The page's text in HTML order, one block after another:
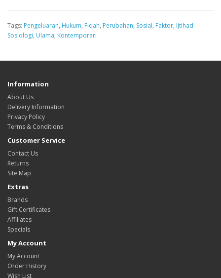
Tags: Pengeluaran, Hukum, Fiqah, Perubahan, Sosial, Faktor, Ijtihad
Sosiologi, Ulama, Kontemporari
Information
About Us
Delivery Information
Privacy Policy
Terms & Conditions
Customer Service
Contact Us
Returns
Site Map
Extras
Brands
Gift Certificates
Affiliates
Specials
My Account
My Account
Order History
Wish List